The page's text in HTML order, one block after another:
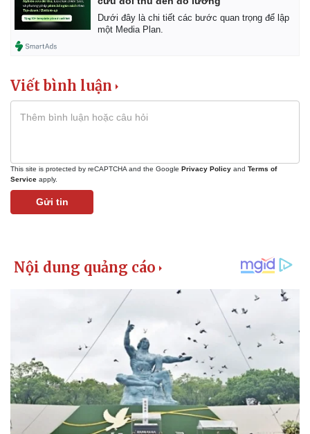
Tư vấn luật
Phân tích
Dưới đây là chi tiết các bước quan trọng để lập
một Media Plan.
Viết bình luận
This site is protected by reCAPTCHA and the Google Privacy Policy and Terms of
Service apply.
Gửi tin